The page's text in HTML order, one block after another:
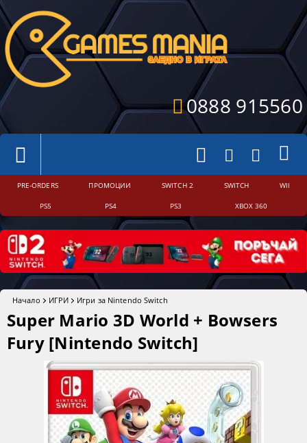
0888 915560
PRE-ORDERS ПРОМОЦИИ SWITCH 2 SWITCH WII
PS5 PS4 PS3 XBOX 360
Начало ИГРИ Игри за Nintendo Switch
Super Mario 3D World + Bowsers
Fury [Nintendo Switch]